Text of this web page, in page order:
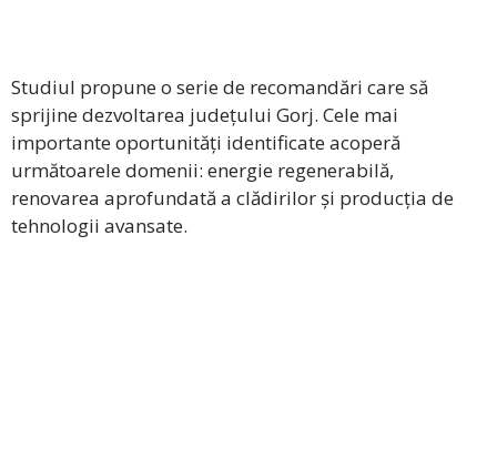
Studiul propune o serie de recomandări care să
sprijine dezvoltarea județului Gorj. Cele mai
importante oportunități identificate acoperă
următoarele domenii: energie regenerabilă,
renovarea aprofundată a clădirilor și producția de
tehnologii avansate.